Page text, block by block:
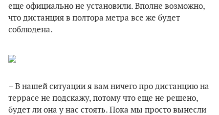
еще официально не установили. Вполне возможно,
что дистанция в полтора метра все же будет
соблюдена.
– В нашей ситуации я вам ничего про дистанцию на
террасе не подскажу, потому что еще не решено,
будет ли она у нас стоять. Пока мы просто вынесли